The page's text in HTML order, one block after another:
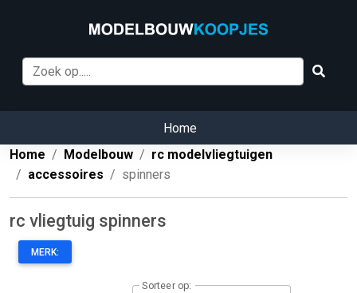
Home
Home
Modelbouw
rc modelvliegtuigen
accessoires
spinners
rc vliegtuig spinners
MERK:
Sorteer op: